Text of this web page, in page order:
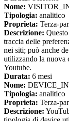
Nome:
Tipologia: analitico
Proprieta: Terza-
Descrizione:
traccia delle
nei siti; può anche
utilizzando la nuova
Youtube.
Durata: 6 mesi
Nome:
Tipologia: analitico
Proprieta: Terza-
Descrizione: